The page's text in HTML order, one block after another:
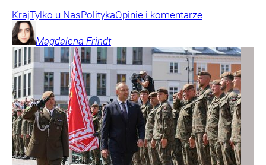
KrajTylko u NasPolitykaOpinie i komentarze
Magdalena Frindt